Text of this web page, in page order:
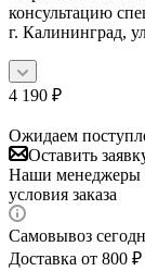
консультацию
г. Калининград,
4 190 ₽
Ожидаем
Оставить
Наши менеджеры
условия заказа
Самовывоз
Доставка от 800 ₽